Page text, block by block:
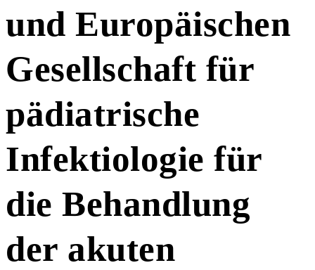
und Europäischen
Gesellschaft für
pädiatrische
Infektiologie für
die Behandlung
der akuten